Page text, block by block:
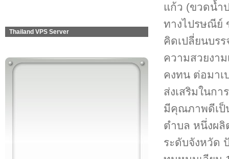
Thailand VPS Server
แก้ว (ขวดน้ำ
ทางไปรษณีย์
คิดเปลี่ยนบร
ความสวยงา
คงทน ต่อมา
ส่งเสริมในก
มีคุณภาพดีเป็
ตำบล หนึ่งผ
ระดับจังหวัด